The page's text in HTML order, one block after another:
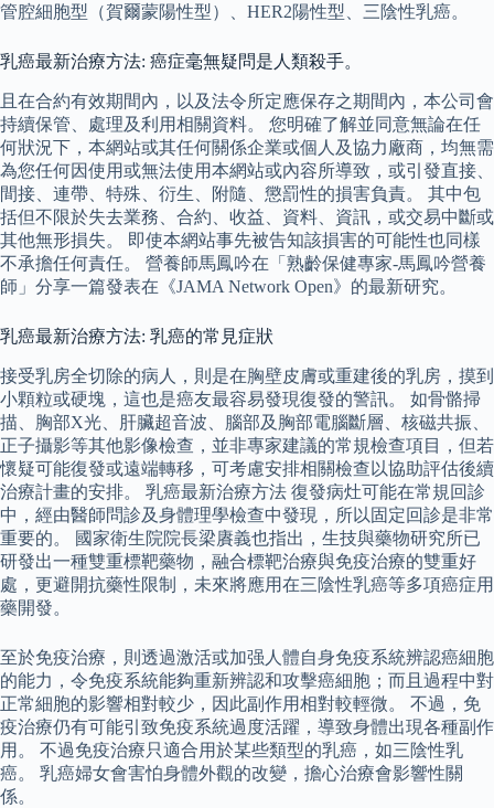
管腔細胞型（賀爾蒙陽性型）、HER2陽性型、三陰性乳癌。
乳癌最新治療方法: 癌症毫無疑問是人類殺手。
且在合約有效期間內，以及法令所定應保存之期間內，本公司會
持續保管、處理及利用相關資料。 您明確了解並同意無論在任
何狀況下，本網站或其任何關係企業或個人及協力廠商，均無需
為您任何因使用或無法使用本網站或內容所導致，或引發直接、
間接、連帶、特殊、衍生、附隨、懲罰性的損害負責。 其中包
括但不限於失去業務、合約、收益、資料、資訊，或交易中斷或
其他無形損失。 即使本網站事先被告知該損害的可能性也同樣
不承擔任何責任。 營養師馬鳳吟在「熟齡保健專家-馬鳳吟營養
師」分享一篇發表在《JAMA Network Open》的最新研究。
乳癌最新治療方法: 乳癌的常見症狀
接受乳房全切除的病人，則是在胸壁皮膚或重建後的乳房，摸到
小顆粒或硬塊，這也是癌友最容易發現復發的警訊。 如骨骼掃
描、胸部X光、肝臟超音波、腦部及胸部電腦斷層、核磁共振、
正子攝影等其他影像檢查，並非專家建議的常規檢查項目，但若
懷疑可能復發或遠端轉移，可考慮安排相關檢查以協助評估後續
治療計畫的安排。 乳癌最新治療方法 復發病灶可能在常規回診
中，經由醫師問診及身體理學檢查中發現，所以固定回診是非常
重要的。 國家衛生院院長梁賡義也指出，生技與藥物研究所已
研發出一種雙重標靶藥物，融合標靶治療與免疫治療的雙重好
處，更避開抗藥性限制，未來將應用在三陰性乳癌等多項癌症用
藥開發。
至於免疫治療，則透過激活或加强人體自身免疫系統辨認癌細胞
的能力，令免疫系統能夠重新辨認和攻擊癌細胞；而且過程中對
正常細胞的影響相對較少，因此副作用相對較輕微。 不過，免
疫治療仍有可能引致免疫系統過度活躍，導致身體出現各種副作
用。 不過免疫治療只適合用於某些類型的乳癌，如三陰性乳
癌。 乳癌婦女會害怕身體外觀的改變，擔心治療會影響性關
係。